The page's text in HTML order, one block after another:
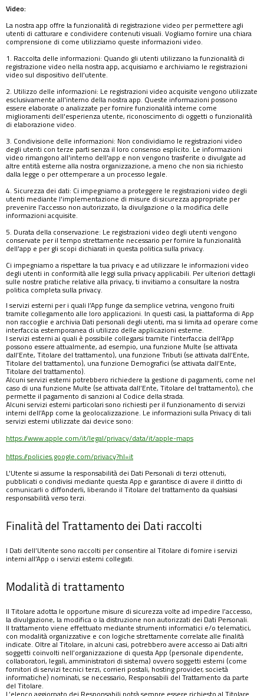
Video:
La nostra app offre la funzionalità di registrazione video per permettere agli
utenti di catturare e condividere contenuti visuali. Vogliamo fornire una chiara
comprensione di come utilizziamo queste informazioni video.
1. Raccolta delle informazioni: Quando gli utenti utilizzano la funzionalità di
registrazione video nella nostra app, acquisiamo e archiviamo le registrazioni
video sul dispositivo dell'utente.
2. Utilizzo delle informazioni: Le registrazioni video acquisite vengono utilizzate
esclusivamente all'interno della nostra app. Queste informazioni possono
essere elaborate o analizzate per fornire funzionalità interne come
miglioramenti dell'esperienza utente, riconoscimento di oggetti o funzionalità
di elaborazione video.
3. Condivisione delle informazioni: Non condividiamo le registrazioni video
degli utenti con terze parti senza il loro consenso esplicito. Le informazioni
video rimangono all'interno dell'app e non vengono trasferite o divulgate ad
altre entità esterne alla nostra organizzazione, a meno che non sia richiesto
dalla legge o per ottemperare a un processo legale.
4. Sicurezza dei dati: Ci impegniamo a proteggere le registrazioni video degli
utenti mediante l'implementazione di misure di sicurezza appropriate per
prevenire l'accesso non autorizzato, la divulgazione o la modifica delle
informazioni acquisite.
5. Durata della conservazione: Le registrazioni video degli utenti vengono
conservate per il tempo strettamente necessario per fornire la funzionalità
dell'app e per gli scopi dichiarati in questa politica sulla privacy.
Ci impegniamo a rispettare la tua privacy e ad utilizzare le informazioni video
degli utenti in conformità alle leggi sulla privacy applicabili. Per ulteriori dettagli
sulle nostre pratiche relative alla privacy, ti invitiamo a consultare la nostra
politica completa sulla privacy.
I servizi esterni per i quali l’App funge da semplice vetrina, vengono fruiti
tramite collegamento alle loro applicazioni. In questi casi, la piattaforma di App
non raccoglie e archivia Dati personali degli utenti, ma si limita ad operare come
interfaccia estemporanea di utilizzo delle applicazioni esterne.
I servizi esterni ai quali è possibile collegarsi tramite l’interfaccia dell’App
possono essere attualmente, ad esempio, una funzione Multe (se attivata
dall’Ente, Titolare del trattamento), una funzione Tributi (se attivata dall’Ente,
Titolare del trattamento), una funzione Demografici (se attivata dall’Ente,
Titolare del trattamento).
Alcuni servizi esterni potrebbero richiedere la gestione di pagamenti, come nel
caso di una funzione Multe (se attivata dall’Ente, Titolare del trattamento), che
permette il pagamento di sanzioni al Codice della strada.
Alcuni servizi esterni particolari sono richiesti per il funzionamento di servizi
interni dell’App come la geolocalizzazione. Le informazioni sulla Privacy di tali
servizi esterni utilizzate dai device sono:
https://www.apple.com/it/legal/privacy/data/it/apple-maps
https://policies.google.com/privacy?hl=it
L'Utente si assume la responsabilità dei Dati Personali di terzi ottenuti,
pubblicati o condivisi mediante questa App e garantisce di avere il diritto di
comunicarli o diffonderli, liberando il Titolare del trattamento da qualsiasi
responsabilità verso terzi.
Finalità del Trattamento dei Dati raccolti
I Dati dell’Utente sono raccolti per consentire al Titolare di fornire i servizi
interni all’App o i servizi esterni collegati.
Modalità di trattamento
Il Titolare adotta le opportune misure di sicurezza volte ad impedire l’accesso,
la divulgazione, la modifica o la distruzione non autorizzati dei Dati Personali.
Il trattamento viene effettuato mediante strumenti informatici e/o telematici,
con modalità organizzative e con logiche strettamente correlate alle finalità
indicate. Oltre al Titolare, in alcuni casi, potrebbero avere accesso ai Dati altri
soggetti coinvolti nell’organizzazione di questa App (personale dipendente,
collaboratori, legali, amministratori di sistema) ovvero soggetti esterni (come
fornitori di servizi tecnici terzi, corrieri postali, hosting provider, società
informatiche) nominati, se necessario, Responsabili del Trattamento da parte
del Titolare.